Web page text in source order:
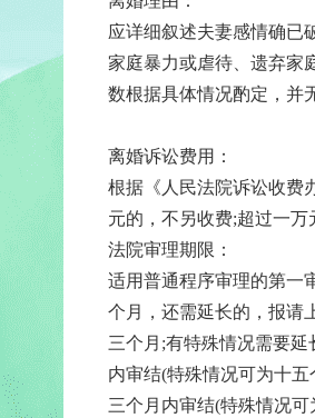
应详细叙述夫妻感情确已
家庭暴力或虐待、遗弃家
数根据具体情况酌定，并
离婚诉讼费用：
根据《人民法院诉讼收费
元的，不另收费;超过一万
法院审理期限：
适用普通程序审理的第一
个月，还需延长的，报请
三个月;有特殊情况需要
内审结(特殊情况可为十
三个月内审结(特殊情况可